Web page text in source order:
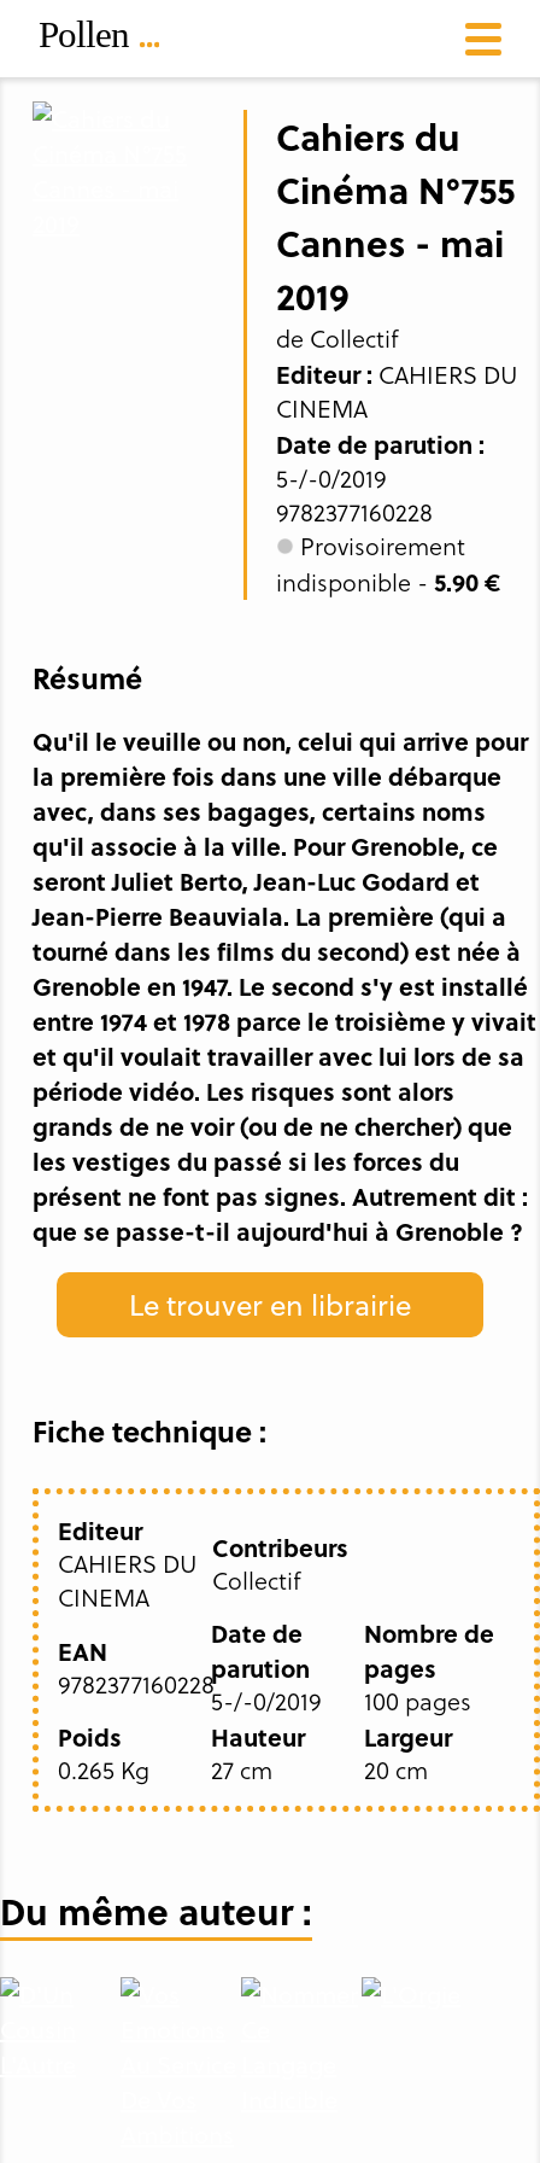
Cahiers du
Cinéma N°755
Cannes - mai
2019
de Collectif
Editeur : CAHIERS DU
CINEMA
Date de parution :
5-/-0/2019
9782377160228
Provisoirement
indisponible - 5.90 €
Résumé
Qu'il le veuille ou non, celui qui arrive pour
la première fois dans une ville débarque
avec, dans ses bagages, certains noms
qu'il associe à la ville. Pour Grenoble, ce
seront Juliet Berto, Jean-Luc Godard et
Jean-Pierre Beauviala. La première (qui a
tourné dans les films du second) est née à
Grenoble en 1947. Le second s'y est installé
entre 1974 et 1978 parce le troisième y vivait
et qu'il voulait travailler avec lui lors de sa
période vidéo. Les risques sont alors
grands de ne voir (ou de ne chercher) que
les vestiges du passé si les forces du
présent ne font pas signes. Autrement dit :
que se passe-t-il aujourd'hui à Grenoble ?
Le trouver en librairie
Fiche technique :
Editeur
CAHIERS DU
CINEMA
Contribeurs
Collectif
EAN
9782377160228
Date de
parution
5-/-0/2019
Nombre de
pages
100 pages
Poids
0.265 Kg
Hauteur
27 cm
Largeur
20 cm
Du même auteur :